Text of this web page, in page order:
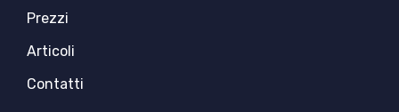
Prezzi
Articoli
Contatti